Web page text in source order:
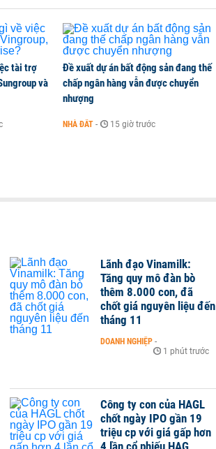
tài trợ
và
Đề xuất dự án bất động sản đang thế
chấp ngân hàng vẫn được chuyển
nhượng
NHÀ ĐẤT - 15 giờ trước
Lãnh đạo Vinamilk:
Tăng quy mô đàn bò
thêm 8.000 con, đã
chốt giá nguyên liệu đến
tháng 11
DOANH NGHIỆP -
1 phút trước
Công ty con của HAGL
chốt ngày IPO gần 19
triệu cp với giá gấp hơn